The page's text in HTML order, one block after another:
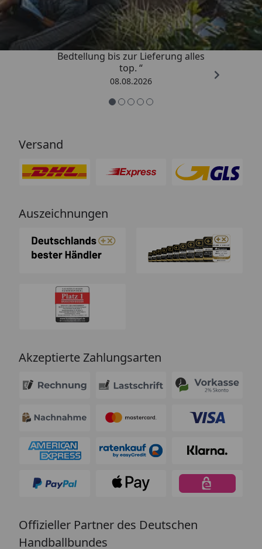
4,81/ 5
„Von der Beschreigung über die
Bedtellung bis zur Lieferung alles
top. “
08.08.2026
Versand
Auszeichnungen
Akzeptierte Zahlungsarten
Offizieller Partner des Deutschen
Handballbundes